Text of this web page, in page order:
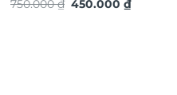
TG4937S
750.000₫ Giá
450.000₫Giá